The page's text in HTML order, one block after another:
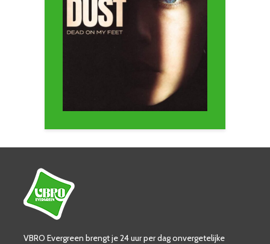
VBRO Evergreen brengt je 24 uur per dag onvergetelijke